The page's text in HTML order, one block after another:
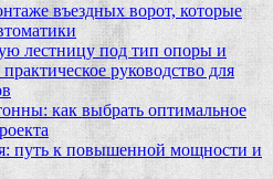
въездных ворот, которые
лестницу под тип опоры и
руководство для
как выбрать оптимальное
путь к повышенной мощности и